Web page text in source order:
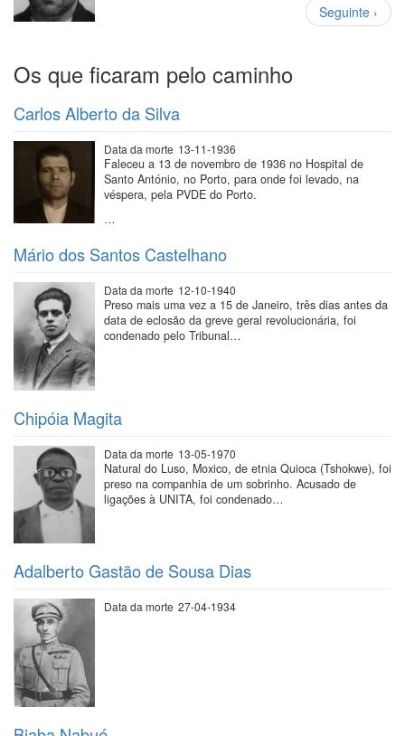
Próxima
página
Seguinte ›
Os que ficaram pelo caminho
Carlos Alberto da Silva
Data da morte 13-11-1936
Faleceu a 13 de novembro de 1936 no Hospital de
Santo António, no Porto, para onde foi levado, na
véspera, pela PVDE do Porto.
…
Mário dos Santos Castelhano
Data da morte 12-10-1940
Preso mais uma vez a 15 de Janeiro, três dias antes da
data de eclosão da greve geral revolucionária, foi
condenado pelo Tribunal…
Chipóia Magita
Data da morte 13-05-1970
Natural do Luso, Moxico, de etnia Quioca (Tshokwe), foi
preso na companhia de um sobrinho. Acusado de
ligações à UNITA, foi condenado…
Adalberto Gastão de Sousa Dias
Data da morte 27-04-1934